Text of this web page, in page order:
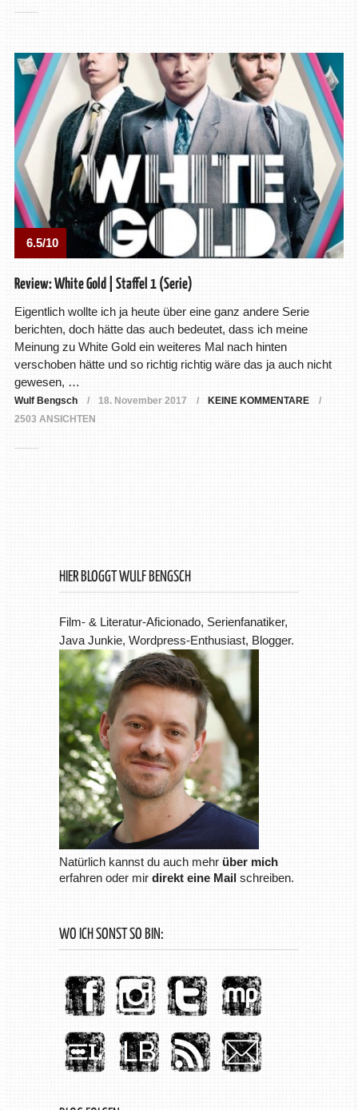
6.5/10
Review: White Gold | Staffel 1 (Serie)
Eigentlich wollte ich ja heute über eine ganz andere Serie
berichten, doch hätte das auch bedeutet, dass ich meine
Meinung zu White Gold ein weiteres Mal nach hinten
verschoben hätte und so richtig richtig wäre das ja auch nicht
gewesen, …
Wulf Bengsch 18. November 2017
KEINE KOMMENTARE
2503 ANSICHTEN
HIER BLOGGT WULF BENGSCH
Film- & Literatur-Aficionado, Serienfanatiker,
Java Junkie, Wordpress-Enthusiast, Blogger.
Natürlich kannst du auch mehr über mich
erfahren oder mir direkt eine Mailschreiben.
WO ICH SONST SO BIN: